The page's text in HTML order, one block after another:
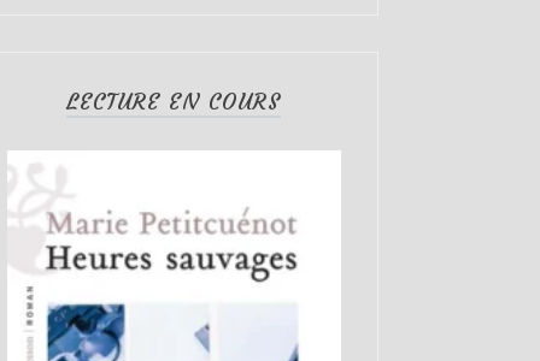
LECTURE EN COURS